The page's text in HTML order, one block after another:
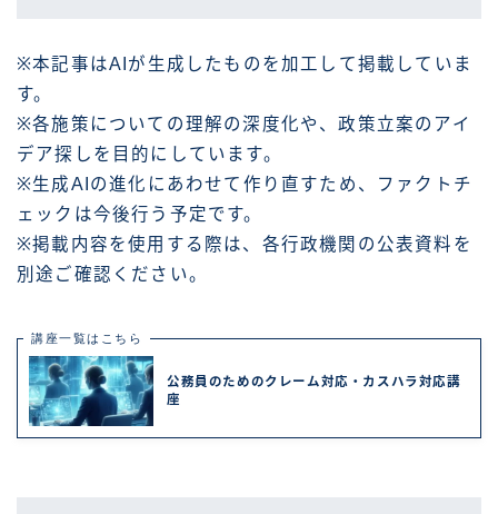
※本記事はAIが生成したものを加工して掲載していま
す。
※各施策についての理解の深度化や、政策立案のアイ
デア探しを目的にしています。
※生成AIの進化にあわせて作り直すため、ファクトチ
ェックは今後行う予定です。
※掲載内容を使用する際は、各行政機関の公表資料を
別途ご確認ください。
講座一覧はこちら
公務員のためのクレーム対応・カスハラ対応講
座